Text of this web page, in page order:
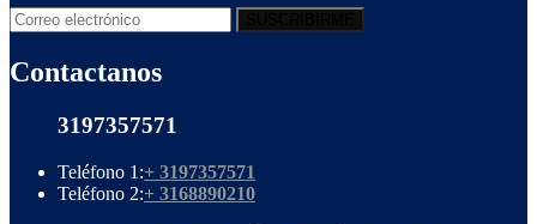
Contactanos
3197357571
Teléfono 1:+ 3197357571
Teléfono 2:+ 3168890210